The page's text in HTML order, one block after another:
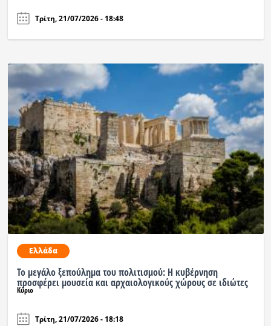
Τρίτη, 21/07/2026 - 18:48
Ελλάδα
Το μεγάλο ξεπούλημα του πολιτισμού: Η κυβέρνηση
προσφέρει μουσεία και αρχαιολογικούς χώρους σε ιδιώτες
Κύριο
Τρίτη, 21/07/2026 - 18:18